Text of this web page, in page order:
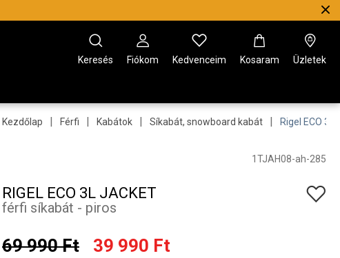
Keresés Fiókom Kedvenceim Kosaram Üzletek
Kezdőlap | Férfi | Kabátok | Síkabát, snowboard kabát | Rigel ECO 3L
1TJAH08-ah-285
RIGEL ECO 3L JACKET
férfi síkabát - piros
69 990 Ft 39 990 Ft